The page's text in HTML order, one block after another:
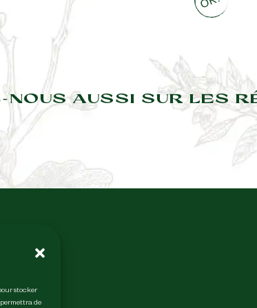
stocker
de
NOUS AUSSI SUR LES